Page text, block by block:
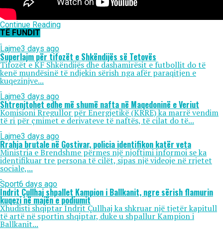
Continue Reading
TË FUNDIT
Lajme3 days ago
Superlajm për tifozët e Shkëndijës së Tetovës
Tifozët e KF Shkëndijës dhe dashamirësit e futbollit do të
kenë mundësinë të ndjekin sërish nga afër paraqitjen e
kuqezinjve...
Lajme3 days ago
Shtrenjtohet edhe më shumë nafta në Maqedoninë e Veriut
Komisioni Rregullor për Energjetikë (KRRE) ka marrë vendim
të ri për çmimet e derivateve të naftës, të cilat do të...
Lajme3 days ago
Rrahja brutale në Gostivar, policia identifikon katër veta
Ministria e Brendshme përmes një njoftimi informoi se ka
identifikuar tre persona të cilët, sipas një videoje në rrjetet
sociale,...
Sport6 days ago
Indrit Çullhaj shpallet Kampion i Ballkanit, ngre sërish flamurin
kuqezi në majën e podiumit
Xhudisti shqiptar Indrit Çullhaj ka shkruar një tjetër kapitull
të artë në sportin shqiptar, duke u shpallur Kampion i
Ballkanit...